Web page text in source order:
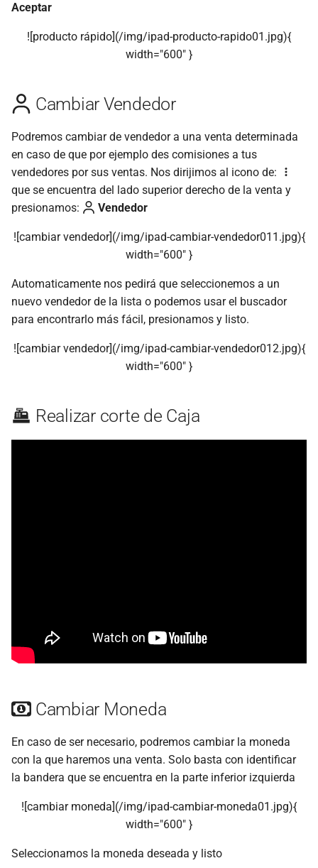
Aceptar
![producto rápido](/img/ipad-producto-rapido01.jpg){
width="600" }
Cambiar Vendedor
Podremos cambiar de vendedor a una venta determinada
en caso de que por ejemplo des comisiones a tus
vendedores por sus ventas. Nos dirijimos al icono de:
que se encuentra del lado superior derecho de la venta y
presionamos:
Vendedor
![cambiar vendedor](/img/ipad-cambiar-vendedor011.jpg){
width="600" }
Automaticamente nos pedirá que seleccionemos a un
nuevo vendedor de la lista o podemos usar el buscador
para encontrarlo más fácil, presionamos y listo.
![cambiar vendedor](/img/ipad-cambiar-vendedor012.jpg){
width="600" }
Realizar corte de Caja
Cambiar Moneda
En caso de ser necesario, podremos cambiar la moneda
con la que haremos una venta. Solo basta con identificar
la bandera que se encuentra en la parte inferior izquierda
![cambiar moneda](/img/ipad-cambiar-moneda01.jpg){
width="600" }
Seleccionamos la moneda deseada y listo